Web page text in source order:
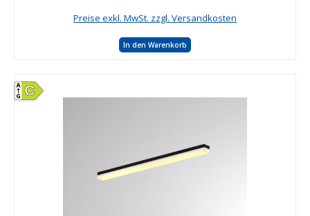
Preise exkl. MwSt. zzgl. Versandkosten
In den Warenkorb
C